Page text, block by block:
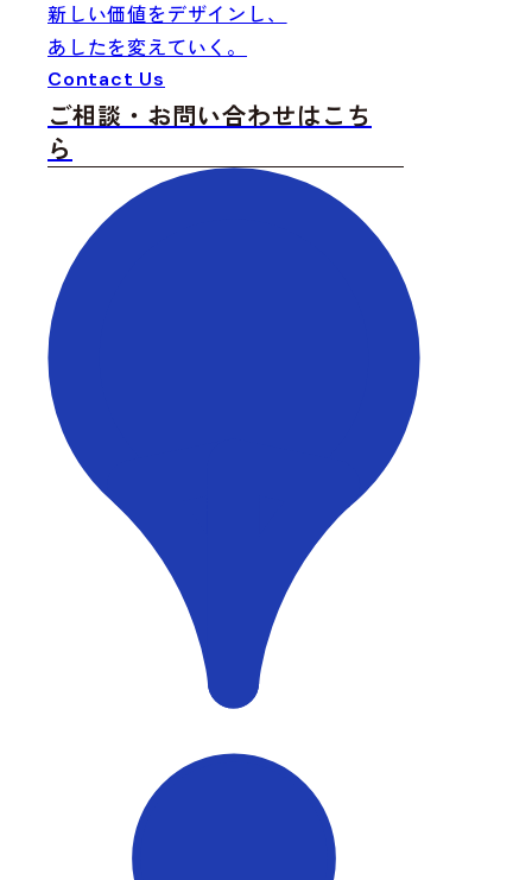
新しい価値をデザインし、
あしたを変えていく。
Contact Us
ご相談・お問い合わせはこち
ら